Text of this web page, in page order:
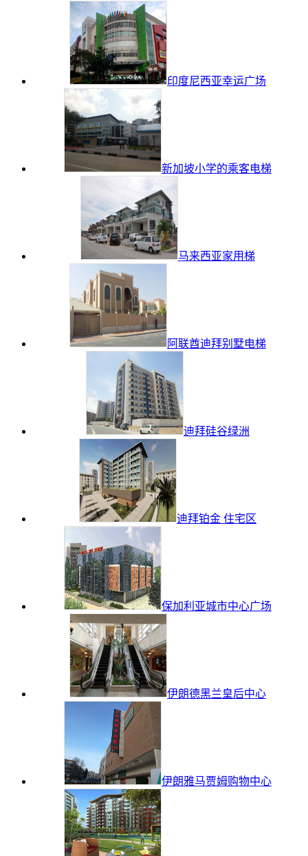
印度尼西亚幸运广场
新加坡小学的乘客电梯
马来西亚家用梯
阿联酋迪拜别墅电梯
迪拜硅谷绿洲
迪拜铂金 住宅区
保加利亚城市中心广场
伊朗德黑兰皇后中心
伊朗雅马贾姆购物中心